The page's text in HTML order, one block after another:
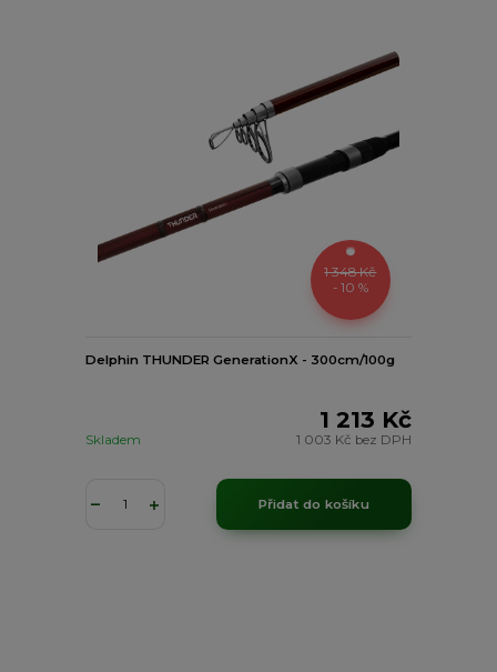
1 348 Kč
- 10 %
Delphin THUNDER GenerationX - 300cm/100g
1 213 Kč
1 003 Kč bez DPH
Skladem
Přidat do košíku